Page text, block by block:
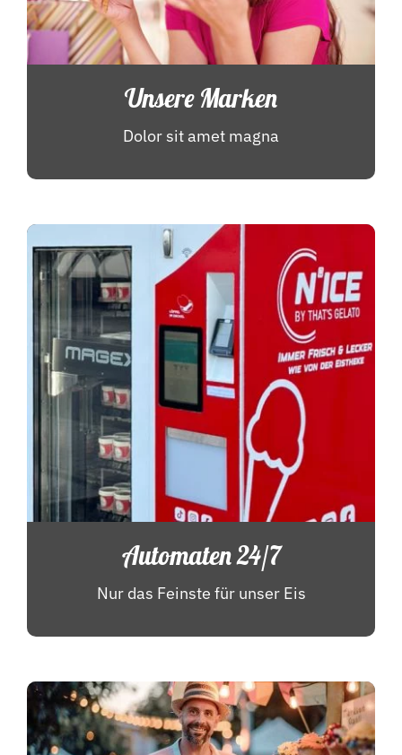
Unsere Marken
Dolor sit amet magna
Automaten 24/7
Nur das Feinste für unser Eis